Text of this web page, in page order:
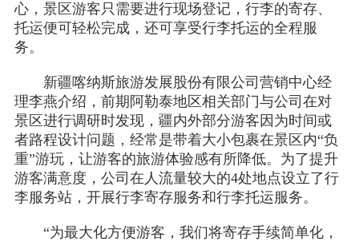
心，景区游客只需要进行现场登记，行李的寄存、
托运便可轻松完成，还可享受行李托运的全程服
务。
新疆喀纳斯旅游发展股份有限公司营销中心经
理李燕介绍，前期阿勒泰地区相关部门与公司在对
景区进行调研时发现，疆内外部分游客因为时间或
者路程设计问题，经常是带着大小包裹在景区内“负
重”游玩，让游客的旅游体验感有所降低。为了提升
游客满意度，公司在人流量较大的4处地点设立了行
李服务站，开展行李寄存服务和行李托运服务。
“为最大化方便游客，我们将寄存手续简单化，